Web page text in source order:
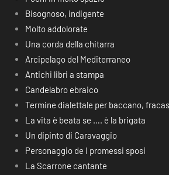
Bisognoso, indigente
Molto addolorate
Una corda della chitarra
Arcipelago del Mediterraneo
Antichi libri a stampa
Candelabro ebraico
Termine dialettale per baccano,
La vita è beata se …. è la brigata
Un dipinto di Caravaggio
Personaggio de I promessi sposi
La Scarrone cantante